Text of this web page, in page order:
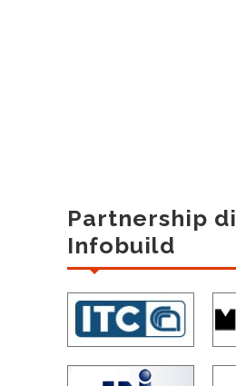
Partnership di
Infobuild